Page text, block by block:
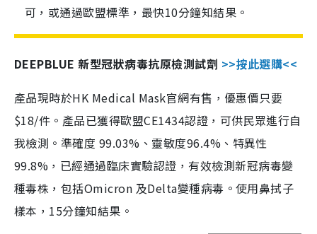
可，或通過歐盟標準，最快10分鐘知結果。
DEEPBLUE 新型冠狀病毒抗原檢測試劑 >>按此選購<<
產品現時於HK Medical Mask官網有售，優惠價只要
$18/件。產品已獲得歐盟CE1434認證，可供民眾進行自
我檢測。準確度 99.03%、靈敏度96.4%、特異性
99.8%，已經通過臨床實驗認證，有效檢測新冠病毒變
種毒株，包括Omicron 及Delta變種病毒。使用鼻拭子
樣本，15分鐘知結果。